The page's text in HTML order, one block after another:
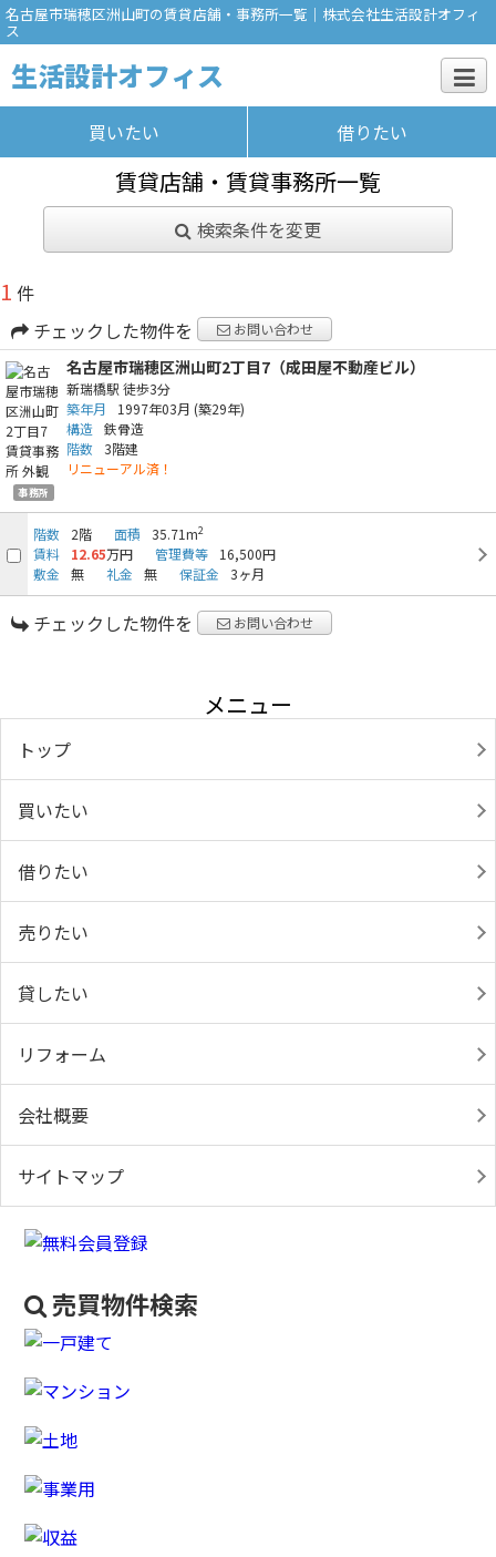
名古屋市瑞穂区洲山町の賃貸店舗・事務所一覧｜株式会社生活設計オフィ
ス
生活設計オフィス
買いたい 借りたい
賃貸店舗・賃貸事務所一覧
検索条件を変更
1 件
チェックした物件を
お問い合わせ
事務所
名古屋市瑞穂区洲山町2丁目7（成田屋不動産ビル）
新瑞橋駅 徒歩3分
築年月
1997年03月 (築29年)
構造 鉄骨造
階数 3階建
リニューアル済！
階数 2階 面積 35.71m2
賃料 12.65万円 管理費等
16,500円
敷金
無 礼金 無 保証金 3ヶ月
チェックした物件を お問い合わせ
メニュー
トップ
買いたい
借りたい
売りたい
貸したい
リフォーム
会社概要
サイトマップ
売買物件検索